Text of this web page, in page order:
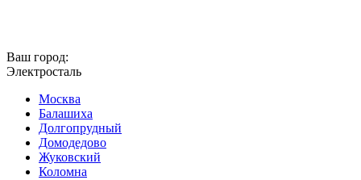
Ваш город:
Электросталь
Москва
Балашиха
Долгопрудный
Домодедово
Жуковский
Коломна